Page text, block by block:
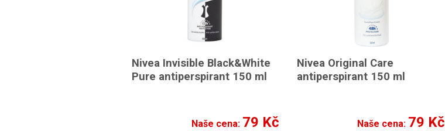
Nivea Invisible Black&White
Pure antiperspirant 150 ml
Naše cena: 79 Kč
Nivea Original Care
antiperspirant 150 ml
Naše cena: 79 Kč